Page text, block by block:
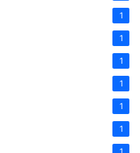
1
1
1
1
1
1